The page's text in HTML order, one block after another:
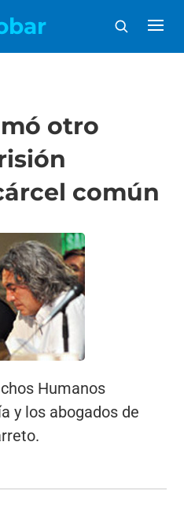
otro
común
Humanos
y los abogados de